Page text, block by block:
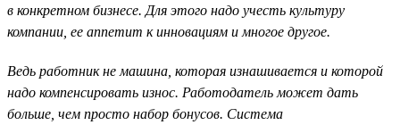
в конкретном бизнесе. Для этого надо учесть культуру
компании, ее аппетит к инновациям и многое другое.
Ведь работник не машина, которая изнашивается и которой
надо компенсировать износ. Работодатель может дать
больше, чем просто набор бонусов. Система